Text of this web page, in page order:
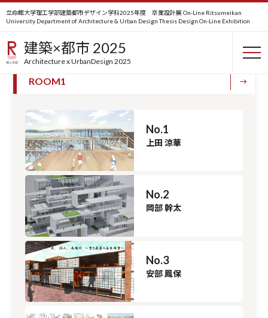
立命館大学理工学部建築都市デザイン学科2025年度 卒業設計展 On-Line Ritsumeikan
University Department of Architecture & Urban Design Thesis Design On-Line Exhibition
建築×都市 2025
Architecture x UrbanDesign 2025
ROOM1
No.1
上田 涼華
No.2
岡部 幹太
No.3
安部 鳳保